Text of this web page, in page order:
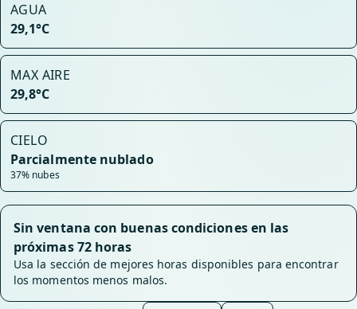
AGUA
29,1°C
MAX AIRE
29,8°C
CIELO
Parcialmente nublado
37% nubes
Sin ventana con buenas condiciones en las
próximas 72 horas
Usa la sección de mejores horas disponibles para encontrar
los momentos menos malos.